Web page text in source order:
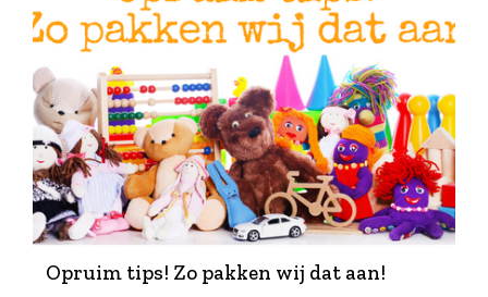
Opruim tips! Zo pakken wij dat aan!